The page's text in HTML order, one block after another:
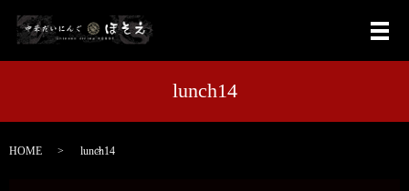
メ
lunch14
HOME lunch14